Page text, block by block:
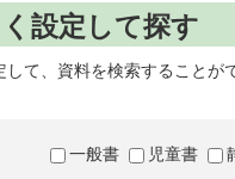
設定して探す
して、資料を検索することが
一般書 児童書